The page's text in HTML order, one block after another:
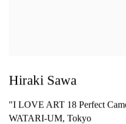
Hiraki Sawa
"I LOVE ART 18 Perfect
WATARI-UM, Tokyo